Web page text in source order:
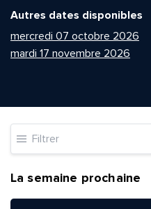
Autres dates disponibles
mercredi 07 octobre 2026
mardi 17 novembre 2026
Filtrer
La semaine prochaine